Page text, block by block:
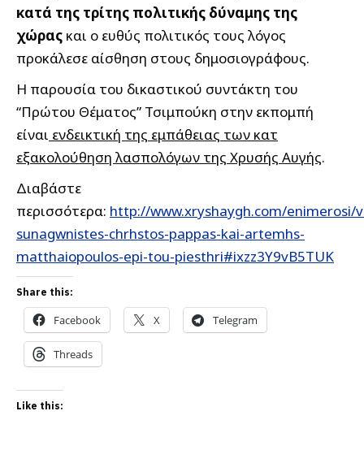
κατά της τρίτης πολιτικής δύναμης της
χώρας και ο ευθύς πολιτικός τους λόγος
προκάλεσε αίσθηση στους δημοσιογράφους.
Η παρουσία του δικαστικού συντάκτη του
“Πρώτου Θέματος” Τσιμπούκη στην εκπομπή
είναι ενδεικτική της εμπάθειας των κατ
εξακολούθηση λασπολόγων της Χρυσής Αυγής.
Διαβάστε
περισσότερα: http://www.xryshaygh.com/enimerosi/
sunagwnistes-chrhstos-pappas-kai-artemhs-
matthaiopoulos-epi-tou-piesthri#ixzz3Y9vB5TUK
Share this:
Facebook X Telegram
Threads
Like this: